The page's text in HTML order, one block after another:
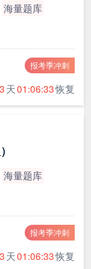
海量题库
报考季冲刺
3天01:06:33恢复
海量题库
报考季冲刺
3天01:06:33恢复